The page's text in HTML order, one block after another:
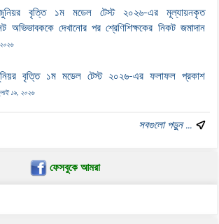
বৃত্তি ১ম মডেল টেস্ট ২০২৬-এর মূল্যায়নকৃত
অভিভাবককে দেখানোর পর শ্রেণিশিক্ষকের নিকট জমাদান
বৃত্তি ১ম মডেল টেস্ট ২০২৬-এর ফলাফল প্রকাশ
১৯, ২০২৬
সবগুলো পড়ুন ...
ফেসবুকে আমরা